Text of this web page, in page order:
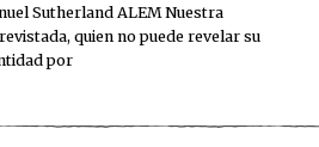
Sutherland ALEM Nuestra
quien no puede revelar su
por